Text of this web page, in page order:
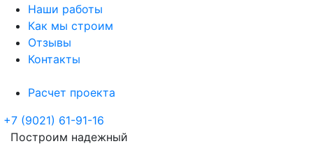
Наши работы
Как мы строим
Отзывы
Контакты
Расчет проекта
+7 (9021) 61-91-16
Построим надежный